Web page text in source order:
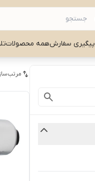
پیگیری سفارشهمه محصولات